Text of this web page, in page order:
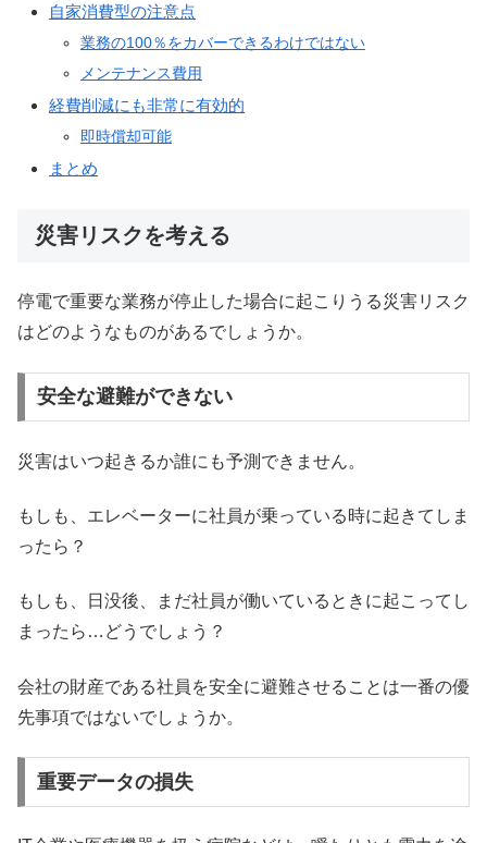
自家消費型の注意点
業務の100％をカバーできるわけではない
メンテナンス費用
経費削減にも非常に有効的
即時償却可能
まとめ
災害リスクを考える
停電で重要な業務が停止した場合に起こりうる災害リスク
はどのようなものがあるでしょうか。
安全な避難ができない
災害はいつ起きるか誰にも予測できません。
もしも、エレベーターに社員が乗っている時に起きてしま
ったら？
もしも、日没後、まだ社員が働いているときに起こってし
まったら…どうでしょう？
会社の財産である社員を安全に避難させることは一番の優
先事項ではないでしょうか。
重要データの損失